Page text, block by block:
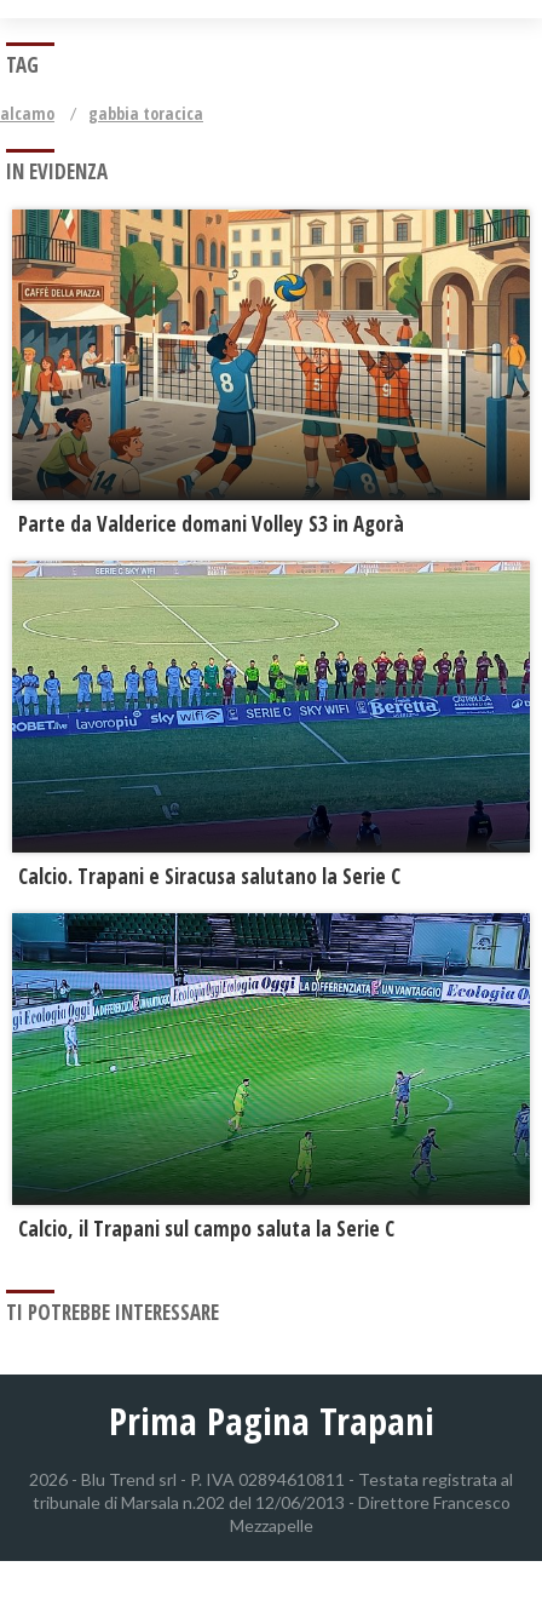
TAG
alcamo gabbia toracica
IN EVIDENZA
Parte da Valderice domani Volley S3 in Agorà
Calcio. Trapani e Siracusa salutano la Serie C
Calcio, il Trapani sul campo saluta la Serie C
TI POTREBBE INTERESSARE
Prima Pagina Trapani
2026 - Blu Trend srl - P. IVA 02894610811 - Testata registrata al
tribunale di Marsala n.202 del 12/06/2013 - Direttore Francesco
Mezzapelle